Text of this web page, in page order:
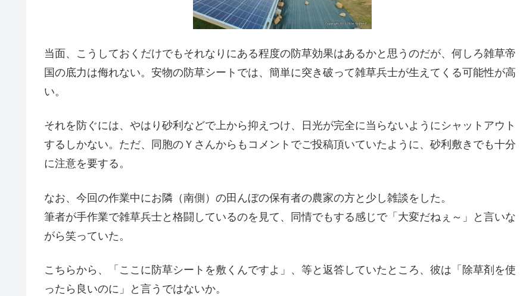
当面、こうしておくだけでもそれなりにある程度の防草効果はあるかと思うのだが、何しろ雑草帝
国の底力は侮れない。安物の防草シートでは、簡単に突き破って雑草兵士が生えてくる可能性が高
い。
それを防ぐには、やはり砂利などで上から抑えつけ、日光が完全に当らないようにシャットアウト
するしかない。ただ、同胞のＹさんからもコメントでご投稿頂いていたように、砂利敷きでも十分
に注意を要する。
なお、今回の作業中にお隣（南側）の田んぼの保有者の農家の方と少し雑談をした。
筆者が手作業で雑草兵士と格闘しているのを見て、同情でもする感じで「大変だねぇ～」と言いな
がら笑っていた。
こちらから、「ここに防草シートを敷くんですよ」、等と返答していたところ、彼は「除草剤を使
ったら良いのに」と言うではないか。